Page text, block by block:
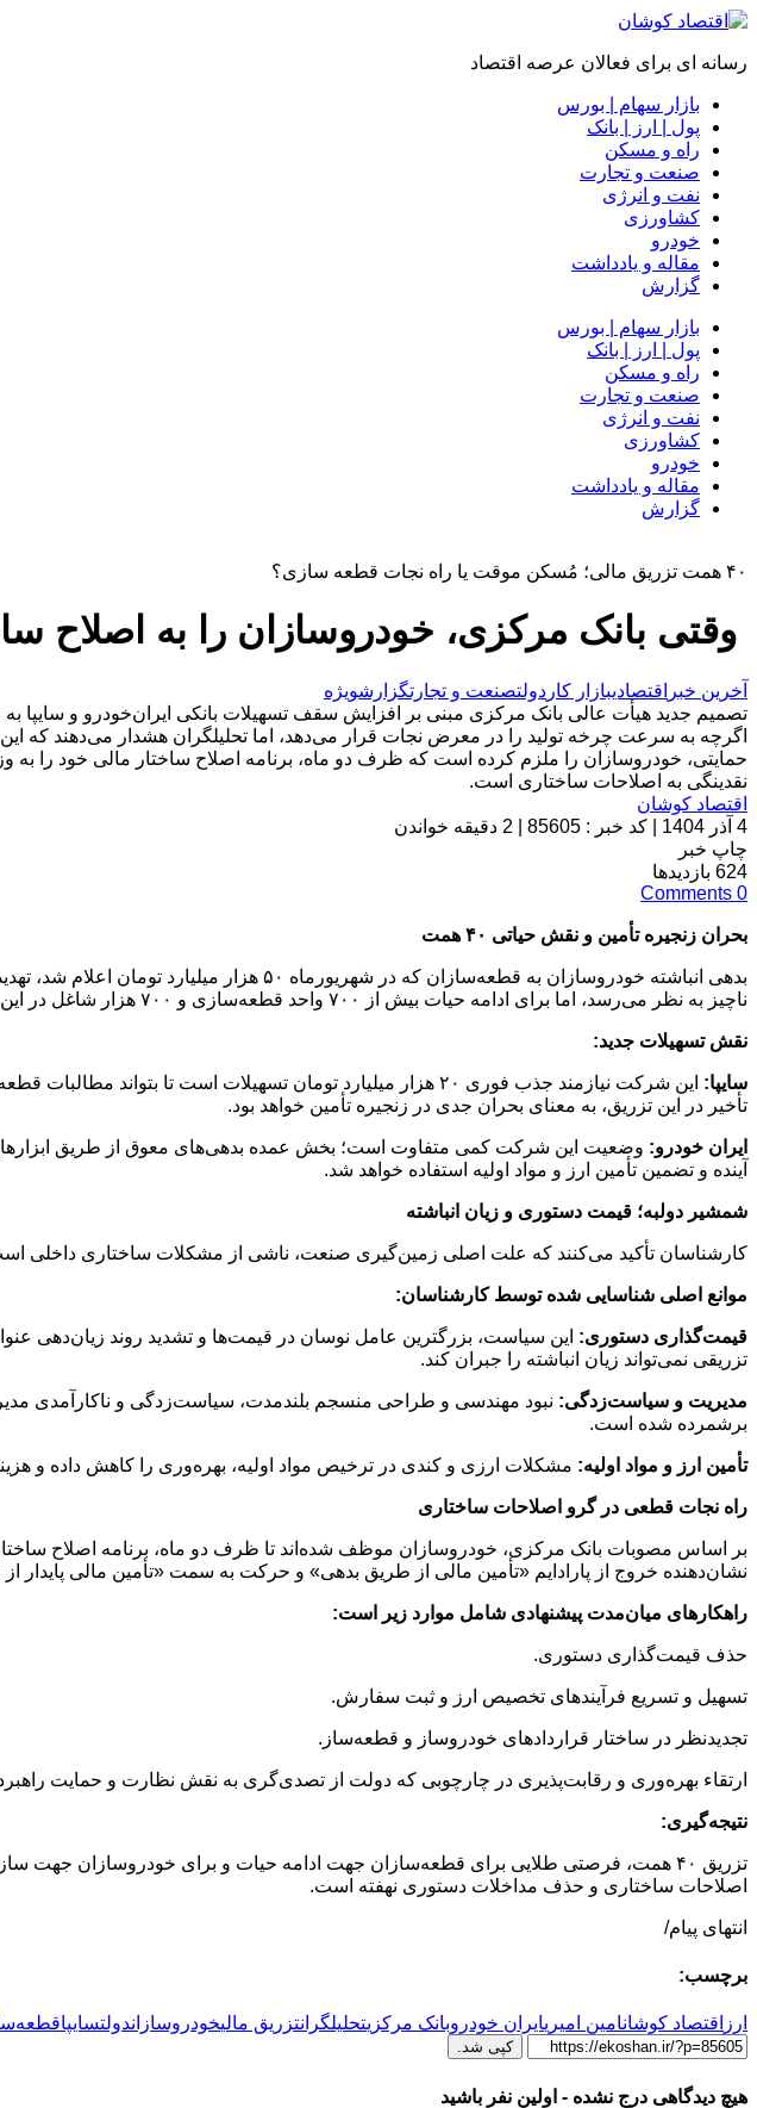
رسانه ای برای فعالان عرصه اقتصاد
بازار سهام | بورس
پول | ارز | بانک
راه و مسکن
صنعت و تجارت
نفت و انرژی
کشاورزی
خودرو
مقاله و یادداشت
گزارش
بازار سهام | بورس
پول | ارز | بانک
راه و مسکن
صنعت و تجارت
نفت و انرژی
کشاورزی
خودرو
مقاله و یادداشت
گزارش
۴۰ همت تزریق مالی؛ مُسکن موقت یا راه نجات قطعه سازی؟
وقتی بانک مرکزی، خودروسازان را به اصلاح
آخرین خبر اقتصادیبازار کار دولتصنعت و تجارتگزارشویژه
اگرچه به سرعت چرخه تولید را در معرض نجات قرار می‌دهد، اما تحلیلگران هشدار می‌دهند که
حمایتی، خودروسازان را ملزم کرده است که ظرف دو ماه، برنامه اصلاح ساختار مالی خود را
نقدینگی به اصلاحات ساختاری است.
اقتصاد کوشان
4 آذر 1404
کد خبر : 85605
2 دقیقه خواندن
چاپ خبر
624 بازدیدها
0
Comments
بحران زنجیره تأمین و نقش حیاتی ۴۰ همت
ناچیز به نظر می‌رسد، اما برای ادامه حیات بیش از ۷۰۰ واحد قطعه‌سازی و ۷۰۰ هزار شاغل در این صنعت، حیاتی است.
نقش تسهیلات جدید:
سایپا:
این شرکت نیازمند جذب فوری ۲۰ هزار میلیارد تومان تسهیلات است
تأخیر در این تزریق، به معنای بحران جدی در زنجیره تأمین خواهد بود.
ایران خودرو:
آینده و تضمین تأمین ارز و مواد اولیه استفاده خواهد شد.
شمشیر دولبه؛ قیمت دستوری و زیان انباشته
کارشناسان تأکید می‌کنند که علت اصلی زمین‌گیری صنعت، ناشی از مشکلات ساختاری داخلی است، نه فقط تحریم‌ها
موانع اصلی شناسایی شده توسط کارشناسان:
قیمت‌گذاری دستوری: این سیاست، بزرگترین عامل نوسان در قیمت‌ها و تشدید روند زیان‌دهی
تزریقی نمی‌تواند زیان انباشته را جبران کند.
مدیریت و سیاست‌زدگی:
برشمرده شده است.
تأمین ارز و مواد اولیه: مشکلات ارزی و کندی در ترخیص مواد اولیه، بهره‌وری را کاهش داده و
راه نجات قطعی در گرو اصلاحات ساختاری
بر اساس مصوبات بانک مرکزی، خودروسازان موظف شده‌اند تا ظرف دو ماه، برنامه اصلاح
نشان‌دهنده خروج از پارادایم «تأمین مالی از طریق بدهی» و حرکت به سمت «تأمین مالی پایدار
راهکارهای میان‌مدت پیشنهادی شامل موارد زیر است:
حذف قیمت‌گذاری دستوری.
تسهیل و تسریع فرآیندهای تخصیص ارز و ثبت سفارش.
تجدیدنظر در ساختار قراردادهای خودروساز و قطعه‌ساز.
ارتقاء بهره‌وری و رقابت‌پذیری در چارچوبی که دولت از تصدی‌گری به نقش نظارت و حمایت
نتیجه‌گیری:
تزریق ۴۰ همت، فرصتی طلایی برای قطعه‌سازان جهت ادامه حیات و برای خودروسازان
اصلاحات ساختاری و حذف مداخلات دستوری نهفته است.
انتهای پیام/
برچسب:
ارز اقتصاد کوشانامین امیریایران خودروبانک مرکزیتحلیلگرانتزریق مالیخودروسازاندولتسایپا
کپی شد.
هیچ دیدگاهی درج نشده - اولین نفر باشید